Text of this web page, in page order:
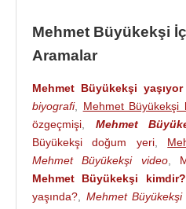
DEİK Yönetim Kurulu
İcra Kurulu Üyesi
İstanbul Deri ve Deri
(İDMİB) Yönetim Kurulu
B20 Yürütme Kurulu Üyesi
Ziylan Şirketler Grubu
Tamamladığı
Türkiye Deri Vakfı
Mehmet Büyükekşi
Aramalar
Mehmet Büyükekşi
biyografi, Mehmet Büyükekşi
özgeçmişi
Mehmet
Büyükekşi doğum yeri,
Mehmet Büyükekşi video,
Mehmet Büyükekşi kimdir?
yaşında?
Mehmet